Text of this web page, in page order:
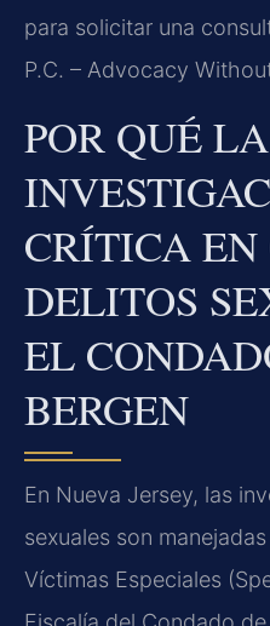
para solicitar una
P.C. – Advocacy
POR QUÉ
CRÍTICA EN
DELITOS
EL
BERGEN
En Nueva Jersey, las
sexuales son
Víctimas Especiales